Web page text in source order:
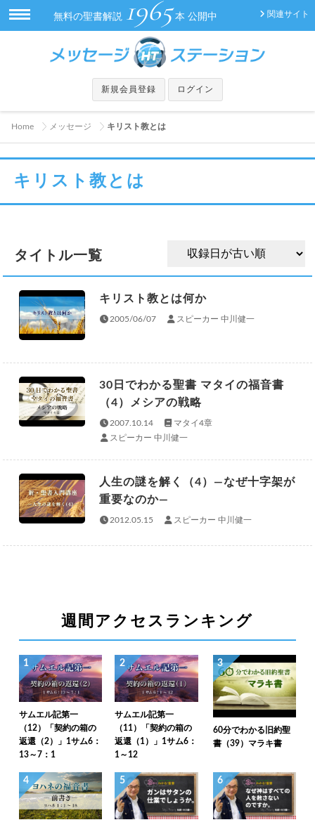
関連サイト
無料の聖書解説 1965 本 公開中
新規会員登録 ログイン
Home メッセージ キリスト教とは
キリスト教とは
タイトル一覧
キリスト教とは何か
2005/06/07 スピーカー 中川健一
30日でわかる聖書 マタイの福音書
（4）メシアの戦略
2007.10.14
マタイ4章
スピーカー 中川健一
人生の謎を解く（4）—なぜ十字架が
重要なのか—
2012.05.15 スピーカー 中川健一
週間アクセスランキング
1
サムエル記第一
（12）「契約の箱の
返還（2）」1サム6：
13～7：1
2
サムエル記第一
（11）「契約の箱の
返還（1）」1サム6：
1～12
3
60分でわかる旧約聖
書（39）マラキ書
4 5 6